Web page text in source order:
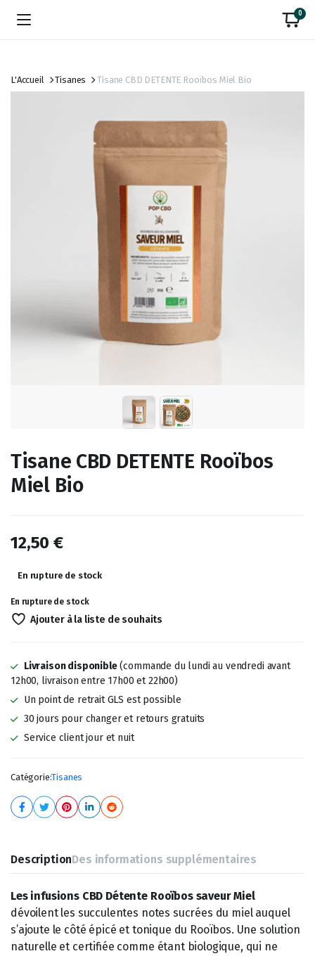
0
L'Accueil Tisanes Tisane CBD DETENTE Rooïbos Miel Bio
Tisane CBD DETENTE Rooïbos
Miel Bio
12,50€
En rupture de stock
En rupture de stock
Ajouter à la liste de souhaits
Livraison disponible(commande du lundi au vendredi avant
12h00, livraison entre 17h00 et 22h00)
Un point de retrait GLS est possible
30 jours pour changer et retours gratuits
Service client jour et nuit
Catégorie:Tisanes
DescriptionDes informations supplémentaires
Les infusions CBD Détente Rooïbos saveur Miel
dévoilent les succulentes notes sucrées du miel auquel
s’ajoute le côté épicé et tonique du Rooïbos. Une solution
naturelle et certifiée comme étant biologique, qui ne